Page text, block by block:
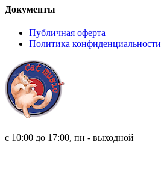
Документы
Публичная оферта
Политика конфиденциальности
с 10:00 до 17:00, пн - выходной